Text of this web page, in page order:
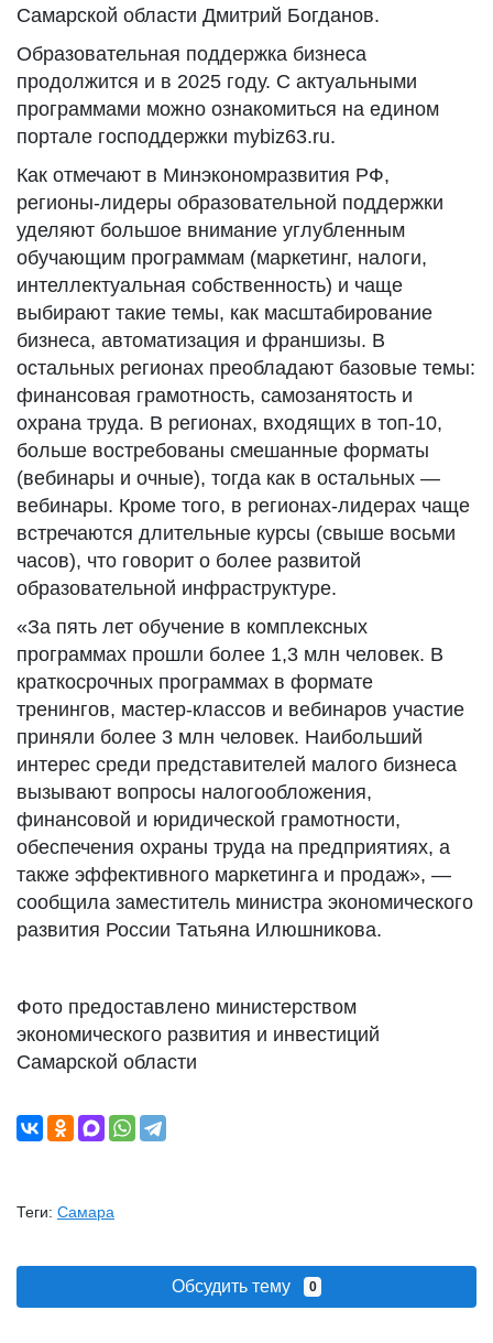
Самарской области Дмитрий Богданов.
Образовательная поддержка бизнеса
продолжится и в 2025 году. С актуальными
программами можно ознакомиться на едином
портале господдержки mybiz63.ru.
Как отмечают в Минэкономразвития РФ,
регионы-лидеры образовательной поддержки
уделяют большое внимание углубленным
обучающим программам (маркетинг, налоги,
интеллектуальная собственность) и чаще
выбирают такие темы, как масштабирование
бизнеса, автоматизация и франшизы. В
остальных регионах преобладают базовые темы:
финансовая грамотность, самозанятость и
охрана труда. В регионах, входящих в топ-10,
больше востребованы смешанные форматы
(вебинары и очные), тогда как в остальных —
вебинары. Кроме того, в регионах-лидерах чаще
встречаются длительные курсы (свыше восьми
часов), что говорит о более развитой
образовательной инфраструктуре.
«За пять лет обучение в комплексных
программах прошли более 1,3 млн человек. В
краткосрочных программах в формате
тренингов, мастер-классов и вебинаров участие
приняли более 3 млн человек. Наибольший
интерес среди представителей малого бизнеса
вызывают вопросы налогообложения,
финансовой и юридической грамотности,
обеспечения охраны труда на предприятиях, а
также эффективного маркетинга и продаж», —
сообщила заместитель министра экономического
развития России Татьяна Илюшникова.
Фото предоставлено министерством
экономического развития и инвестиций
Самарской области
Теги: Самара
Обсудить тему 0